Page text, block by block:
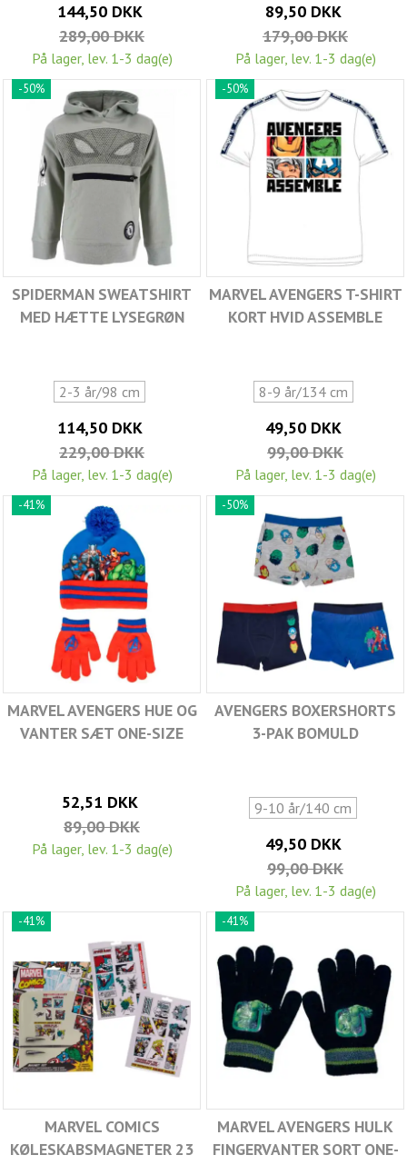
144,50 DKK
289,00 DKK
På lager, lev. 1-3 dag(e)
89,50 DKK
179,00 DKK
På lager, lev. 1-3 dag(e)
-50%
SPIDERMAN SWEATSHIRT
MED HÆTTE LYSEGRØN
2-3 år/98 cm
114,50 DKK
229,00 DKK
På lager, lev. 1-3 dag(e)
-50%
MARVEL AVENGERS T-SHIRT
KORT HVID ASSEMBLE
8-9 år/134 cm
49,50 DKK
99,00 DKK
På lager, lev. 1-3 dag(e)
-41%
MARVEL AVENGERS HUE OG
VANTER SÆT ONE-SIZE
52,51 DKK
89,00 DKK
På lager, lev. 1-3 dag(e)
-50%
AVENGERS BOXERSHORTS
3-PAK BOMULD
9-10 år/140 cm
49,50 DKK
99,00 DKK
På lager, lev. 1-3 dag(e)
-41%
MARVEL COMICS
KØLESKABSMAGNETER 23
-41%
MARVEL AVENGERS HULK
FINGERVANTER SORT ONE-